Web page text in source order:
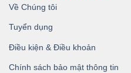
Về Chúng tôi
Tuyển dụng
Điều kiện & Điều khoản
Chính sách bảo mật thông tin